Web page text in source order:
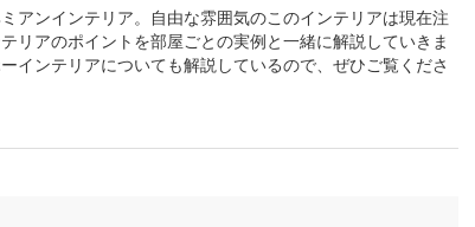
アンインテリア。自由な雰囲気のこのインテリアは現在注
リアのポイントを部屋ごとの実例と一緒に解説していきま
インテリアについても解説しているので、ぜひご覧くださ